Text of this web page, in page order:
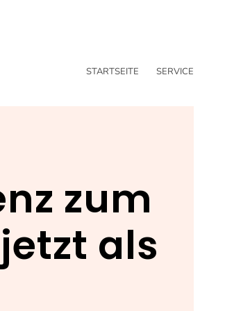
STARTSEITE SERVICE
zum
als